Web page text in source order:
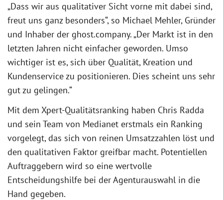
„Dass wir aus qualitativer Sicht vorne mit dabei sind,
freut uns ganz besonders“, so Michael Mehler, Gründer
und Inhaber der ghost.company. „Der Markt ist in den
letzten Jahren nicht einfacher geworden. Umso
wichtiger ist es, sich über Qualität, Kreation und
Kundenservice zu positionieren. Dies scheint uns sehr
gut zu gelingen.“
Mit dem Xpert-Qualitätsranking haben Chris Radda
und sein Team von Medianet erstmals ein Ranking
vorgelegt, das sich von reinen Umsatzzahlen löst und
den qualitativen Faktor greifbar macht. Potentiellen
Auftraggebern wird so eine wertvolle
Entscheidungshilfe bei der Agenturauswahl in die
Hand gegeben.